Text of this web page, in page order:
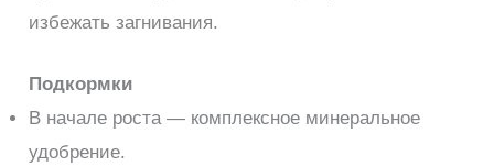
избежать загнивания.
Подкормки
В начале роста — комплексное минеральное
удобрение.